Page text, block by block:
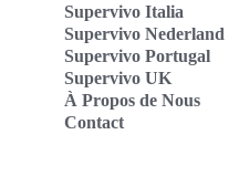
Supervivo Italia
Supervivo Nederland
Supervivo Portugal
Supervivo UK
À Propos de Nous
Contact